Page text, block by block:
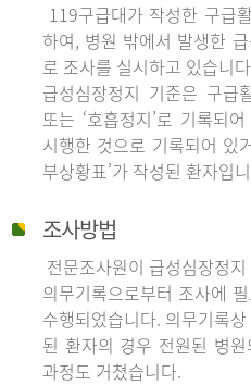
119구급대가 작성한 구급
하여, 병원 밖에서 발생한
로 조사를 실시하고 있습니
급성심장정지 기준은 구급
또는 ‘호흡정지’로 기록되
시행한 것으로 기록되어 있
부상황표’가 작성된 환자입
조사방법
전문조사원이 급성심장정
의무기록으로부터 조사에
수행되었습니다. 의무기록
된 환자의 경우 전원된 병
과정도 거쳤습니다.